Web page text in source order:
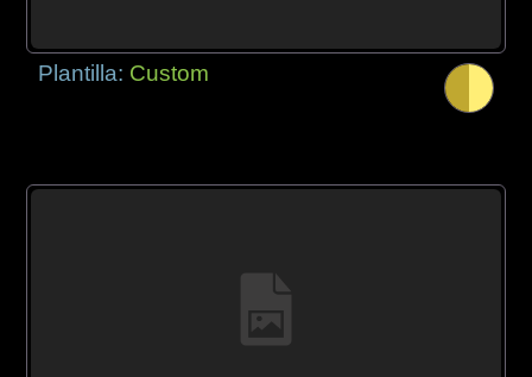
Plantilla: Custom